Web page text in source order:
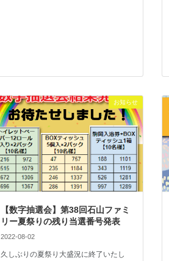
お知らせ
【数字抽選会】第38回石山ファミ
リー夏祭りの残り当選番号発表
2022-08-02
久しぶりの夏祭り大盛況に終了いたし